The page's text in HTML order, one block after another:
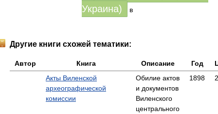
Украина)
в
Другие книги схожей тематики:
Автор Книга Описание Год
Акты Виленской
археографической
комиссии
Обилие актов
и документов
Виленского
центрального
1898